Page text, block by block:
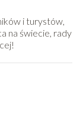
i turystów,
na świecie, rady